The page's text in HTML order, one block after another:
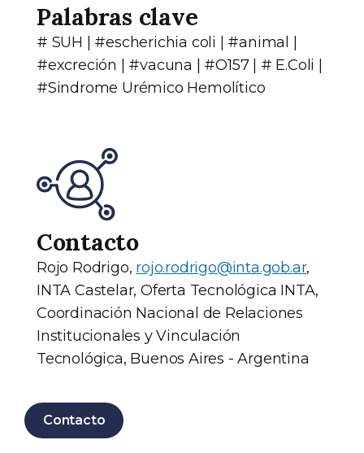
Palabras clave
# SUH | #escherichia coli | #animal |
#excreción | #vacuna | #O157 | # E.Coli |
#Sindrome Urémico Hemolítico
Contacto
Rojo Rodrigo, rojo.rodrigo@inta.gob.ar,
INTA Castelar, Oferta Tecnológica INTA,
Coordinación Nacional de Relaciones
Institucionales y Vinculación
Tecnológica, Buenos Aires - Argentina
Contacto